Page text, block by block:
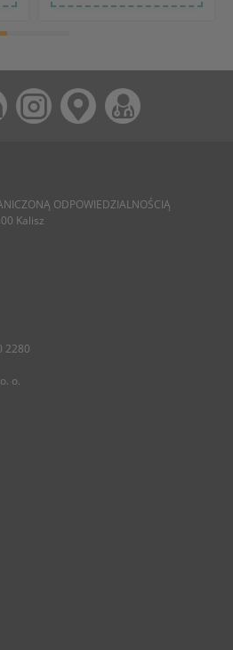
ODPOWIEDZIALNOŚCIĄ
Kalisz
2280
o.